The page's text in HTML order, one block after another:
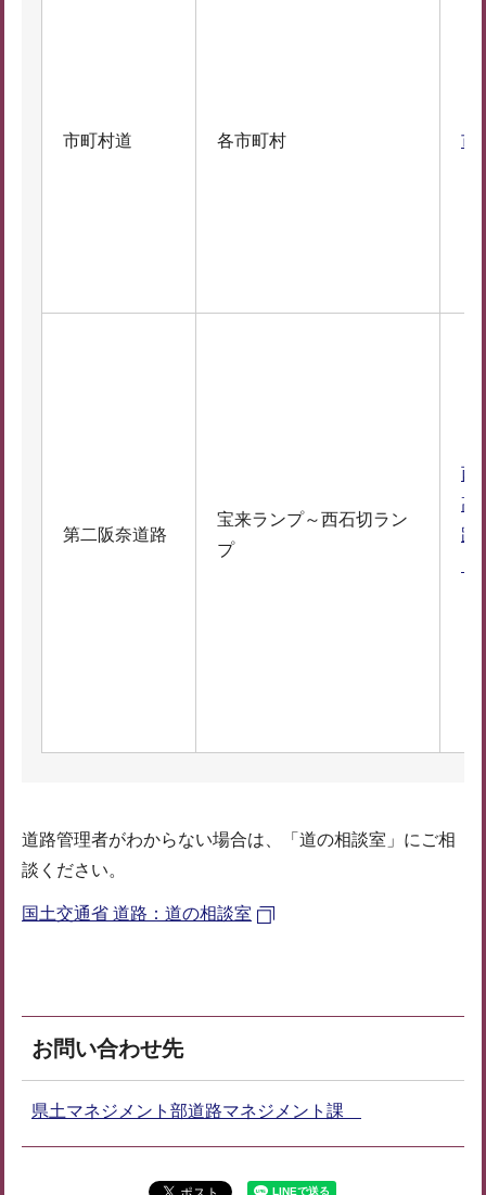
市町村道 各市町村 市
第二阪奈道路
宝来ランプ～西石切ラン
プ
西
高
路
道路管理者がわからない場合は、「道の相談室」にご相
談ください。
国土交通省 道路：道の相談室
お問い合わせ先
県土マネジメント部道路マネジメント課